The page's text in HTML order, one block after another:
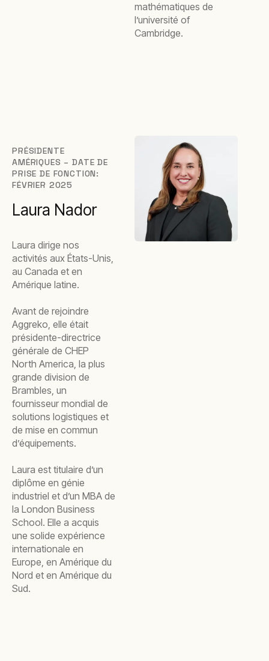
mathématiques de
l’université of
Cambridge.
PRÉSIDENTE
AMÉRIQUES – DATE DE
PRISE DE FONCTION:
FÉVRIER 2025
Laura Nador
Laura dirige nos
activités aux États-Unis,
au Canada et en
Amérique latine.
Avant de rejoindre
Aggreko, elle était
présidente-directrice
générale de CHEP
North America, la plus
grande division de
Brambles, un
fournisseur mondial de
solutions logistiques et
de mise en commun
d’équipements.
Laura est titulaire d’un
diplôme en génie
industriel et d’un MBA de
la London Business
School. Elle a acquis
une solide expérience
internationale en
Europe, en Amérique du
Nord et en Amérique du
Sud.